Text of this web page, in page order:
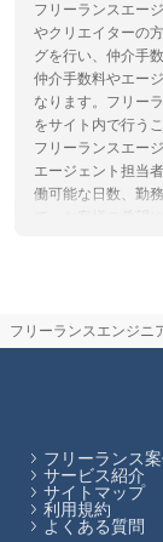
フリーランスエー
やクリエイターの
グを行い、仲介手
仲介手数料やエー
なります。フリー
をサイト内で行う
フリーランスエー
エージェント担当
働可能な日数、勤
正直なところ、エ
が高いと言えるで
務経験を積んでか
めです。フリーラ
フリーランスHub
ていきます。
フリーランスエンジニ
フリーランス
サービス紹介
サイトマップ
利用規約
よくある質問